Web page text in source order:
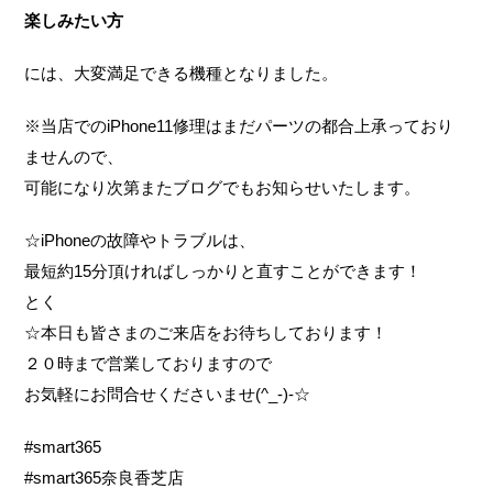
楽しみたい方
には、大変満足できる機種となりました。
※当店でのiPhone11修理はまだパーツの都合上承っており
ませんので、
可能になり次第またブログでもお知らせいたします。
☆iPhoneの故障やトラブルは、
最短約15分頂ければしっかりと直すことができます！
とく
☆本日も皆さまのご来店をお待ちしております！
２０時まで営業しておりますので
お気軽にお問合せくださいませ(^_-)-☆
#smart365
#smart365奈良香芝店